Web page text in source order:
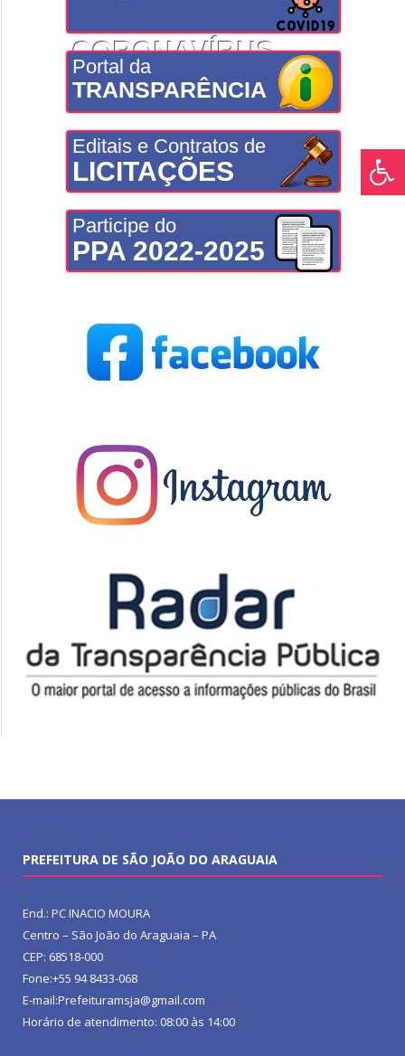
CORONAVÍRUS
Portal da
TRANSPARÊNCIA
Editais e Contratos de
LICITAÇÕES
Participe do
PPA 2022-2025
PREFEITURA DE SÃO JOÃO DO ARAGUAIA
End.: PC INACIO MOURA
Centro – São João do Araguaia – PA
CEP: 68518-000
Fone:+55 94 8433-068
E-mail:Prefeituramsja@gmail.com
Horário de atendimento: 08:00 às 14:00